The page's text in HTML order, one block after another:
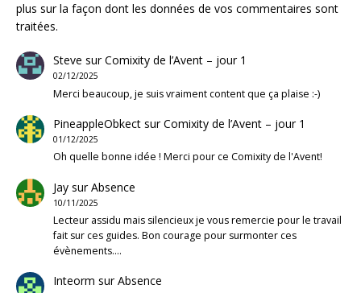
plus sur la façon dont les données de vos commentaires sont
traitées.
Steve surComixity de l’Avent – jour 1
02/12/2025
Merci beaucoup, je suis vraiment content que ça plaise :-)
PineappleObkectsurComixity de l’Avent – jour 1
01/12/2025
Oh quelle bonne idée ! Merci pour ce Comixity de l'Avent!
JaysurAbsence
10/11/2025
Lecteur assidu mais silencieux je vous remercie pour le travail
fait sur ces guides. Bon courage pour surmonter ces
évènements.…
Inteorm surAbsence